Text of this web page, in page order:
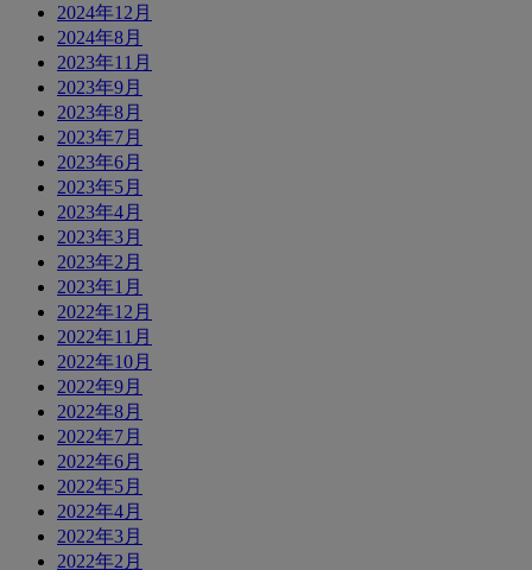
2024年12月
2024年8月
2023年11月
2023年9月
2023年8月
2023年7月
2023年6月
2023年5月
2023年4月
2023年3月
2023年2月
2023年1月
2022年12月
2022年11月
2022年10月
2022年9月
2022年8月
2022年7月
2022年6月
2022年5月
2022年4月
2022年3月
2022年2月